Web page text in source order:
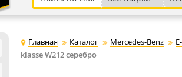
Установка на авто
Письмо директору
Скачать
Главная Каталог Mercedes-Benz
klasse W212 серебро